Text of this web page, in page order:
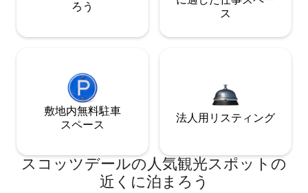
ろう
ス
敷地内無料駐⁠車
ス⁠ペ⁠ー⁠ス
法人用リスティング
スコッツデールの人気観光スポットの
近くに泊まろう